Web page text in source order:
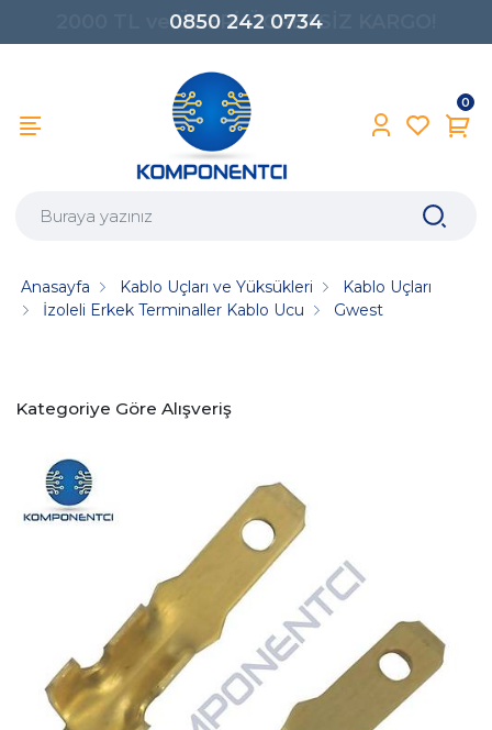
0850 242 0734
0
Anasayfa Kablo Uçları ve Yüksükleri
Kablo Uçları
İzoleli Erkek Terminaller Kablo Ucu
Gwest
Kategoriye Göre Alışveriş